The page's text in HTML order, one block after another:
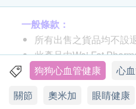
一般條款：
所有出售之貨品均不設
此產品由Wai Fat
如有任何爭議，Wai
狗狗心血管健康 心
關節
奧米加 眼睛健康